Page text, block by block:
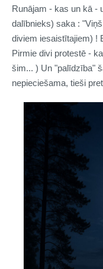
Runājam - kas un kā -
dalībnieks) saka :
diviem iesaistītajiem) !
Pirmie divi protestē -
šim... ) Un "palīdzība"
nepieciešama, tieši